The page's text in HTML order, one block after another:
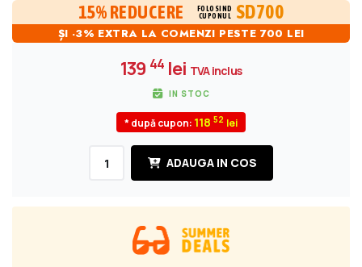
15% REDUCERE
FOLOSIND
CUPONUL
SD700
ȘI -3% EXTRA LA COMENZI PESTE 700 LEI
139 44 lei TVA inclus
IN STOC
* după cupon: 118 52
ADAUGA IN COS